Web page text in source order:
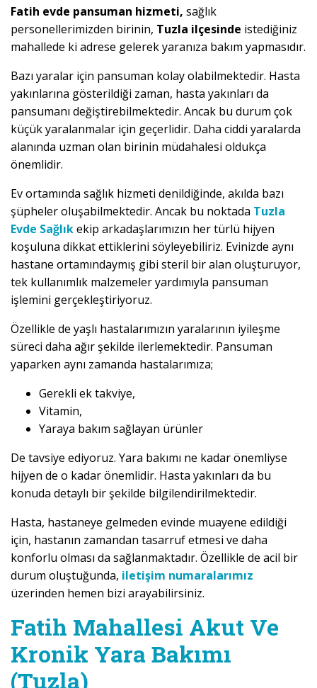
Fatih evde pansuman hizmeti, sağlık
personellerimizden birinin, Tuzla ilçesinde istediğiniz
mahallede ki adrese gelerek yaranıza bakım yapmasıdır.
Bazı yaralar için pansuman kolay olabilmektedir. Hasta
yakınlarına gösterildiği zaman, hasta yakınları da
pansumanı değiştirebilmektedir. Ancak bu durum çok
küçük yaralanmalar için geçerlidir. Daha ciddi yaralarda
alanında uzman olan birinin müdahalesi oldukça
önemlidir.
Ev ortamında sağlık hizmeti denildiğinde, akılda bazı
şüpheler oluşabilmektedir. Ancak bu noktada Tuzla
Evde Sağlıkekip arkadaşlarımızın her türlü hijyen
koşuluna dikkat ettiklerini söyleyebiliriz. Evinizde aynı
hastane ortamındaymış gibi steril bir alan oluşturuyor,
tek kullanımlık malzemeler yardımıyla pansuman
işlemini gerçekleştiriyoruz.
Özellikle de yaşlı hastalarımızın yaralarının iyileşme
süreci daha ağır şekilde ilerlemektedir. Pansuman
yaparken aynı zamanda hastalarımıza;
Gerekli ek takviye,
Vitamin,
Yaraya bakım sağlayan ürünler
De tavsiye ediyoruz. Yara bakımı ne kadar önemliyse
hijyen de o kadar önemlidir. Hasta yakınları da bu
konuda detaylı bir şekilde bilgilendirilmektedir.
Hasta, hastaneye gelmeden evinde muayene edildiği
için, hastanın zamandan tasarruf etmesi ve daha
konforlu olması da sağlanmaktadır. Özellikle de acil bir
durum oluştuğunda, iletişim numaralarımız
üzerinden hemen bizi arayabilirsiniz.
Fatih Mahallesi Akut Ve
Kronik Yara Bakımı
(Tuzla)